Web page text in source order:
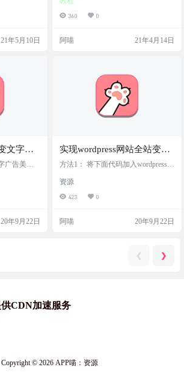
21年5月10日
360 0
阿喵 21年4月14日
文字广
广告美化
钟，简单
享给大
overfl
20年9月22日
实现wordpress网站全站变灰
代码
方法1： 将下面代码加入wordpress在
即可，鸟叔主题的话加在主题选项
里的css里就可以了，到前台刷新一
代码： html{ -webkit-filter: grayscale(1
资源
423 0
阿喵 20年9月22日
❮ ❯
CDN加速服务
Copyright © 2026APP喵：资源